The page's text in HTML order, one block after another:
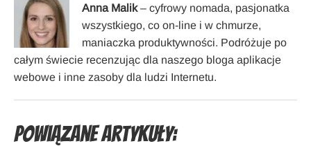
Anna Malik– cyfrowy nomada, pasjonatka
wszystkiego, co on-line i w chmurze,
maniaczka produktywności. Podróżuje po
całym świecie recenzując dla naszego bloga aplikacje
webowe i inne zasoby dla ludzi Internetu.
Powiązane artykuły: